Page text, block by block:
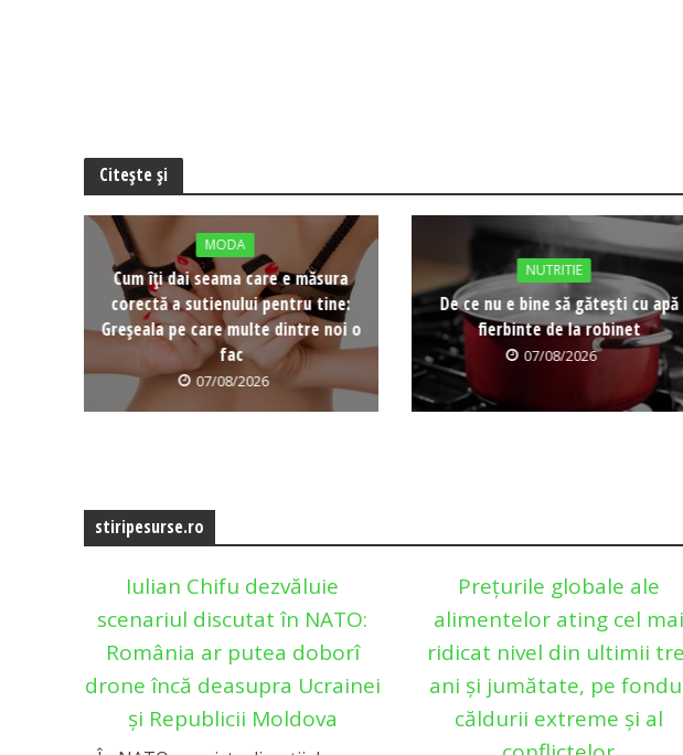
Citește și
MODA
Cum îți dai seama care e măsura
corectă a sutienului pentru tine:
Greșeala pe care multe dintre noi o
fac
07/08/2026
NUTRITIE
De ce nu e bine să gătești cu apă
fierbinte de la robinet
07/08/2026
stiripesurse.ro
Iulian Chifu dezvăluie
scenariul discutat în NATO:
România ar putea doborî
drone încă deasupra Ucrainei
și Republicii Moldova
Prețurile globale ale
alimentelor ating cel mai
ridicat nivel din ultimii
ani și jumătate, pe
căldurii extreme și al